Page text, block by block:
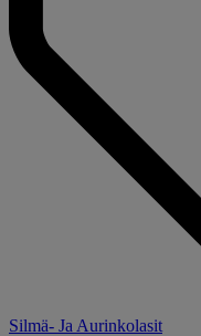
Silmä- Ja Aurinkolasit